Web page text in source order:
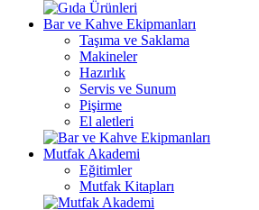
Bar ve Kahve Ekipmanları
Taşıma ve Saklama
Makineler
Hazırlık
Servis ve Sunum
Pişirme
El aletleri
Mutfak Akademi
Eğitimler
Mutfak Kitapları